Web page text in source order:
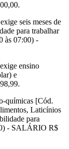
seis meses de
para trabalhar
às 07:00) -
ensino
e
químicas [Cód.
Laticínios
para
- SALÁRIO R$